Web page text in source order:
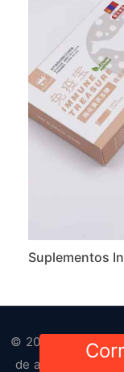
Suplementos
© 2023-2024.
de autor